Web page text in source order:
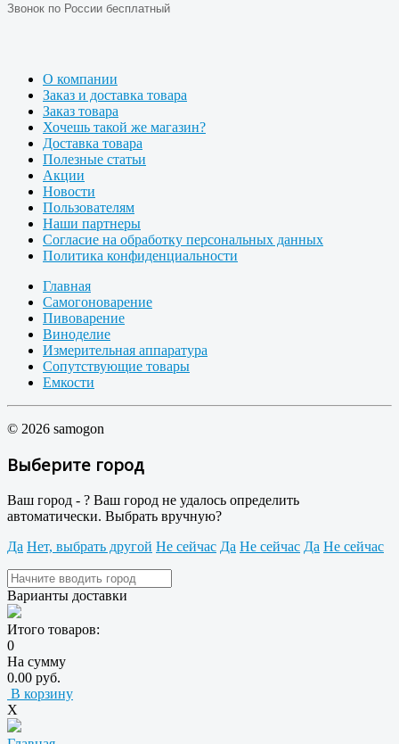
Звонок по России бесплатный
О компании
Заказ и доставка товара
Заказ товара
Хочешь такой же магазин?
Доставка товара
Полезные статьи
Акции
Новости
Пользователям
Наши партнеры
Согласие на обработку персональных данных
Политика конфиденциальности
Главная
Самогоноварение
Пивоварение
Виноделие
Измерительная аппаратура
Сопутствующие товары
Емкости
© 2026 samogon
Выберите город
Ваш город - ? Ваш город не удалось определить
автоматически. Выбрать вручную?
Да Нет, выбрать другой Не сейчас Да Не сейчас Да Не сейчас
Варианты доставки
Итого товаров:
0
На сумму
0.00 руб.
В корзину
X